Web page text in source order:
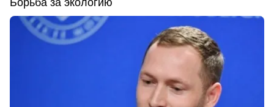
Борьба за экологию